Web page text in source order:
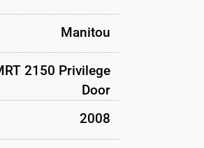
Manitou
2150 Privilege
Door
2008